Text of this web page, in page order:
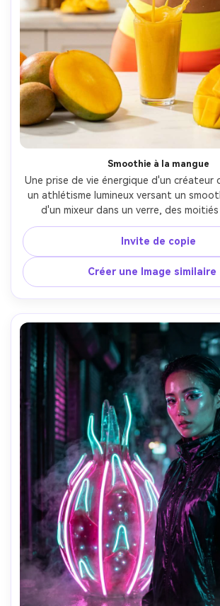
Smoothie à la mangue
Une prise de vie énergique d'un créateur
un athlétisme lumineux versant un
d'un mixeur dans un verre, des
géantes sur le comptoir, des couleurs
l'éclairage de cuisine de studio, prise sur
f/1.8, action freeze avec des
textures photoréalistes, une
percutante-AR 4:5
Invite de copie
Créer une Image